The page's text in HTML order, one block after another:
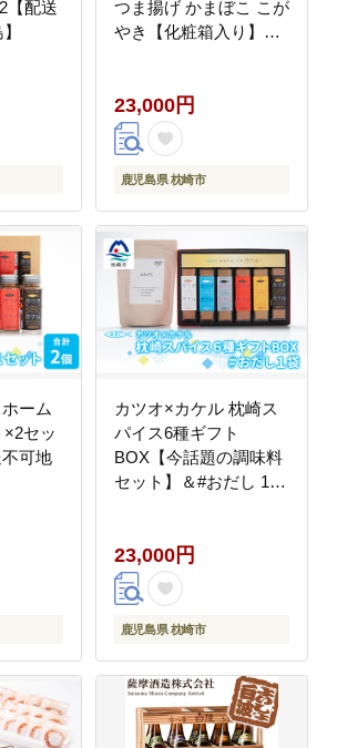
【配送
つま揚げ かまぼこ こが
やき【化粧箱入り】
23,000円
鹿児島県 枕崎市
ーム
セッ
不可地
カツオ×カケル 枕崎ス
パイス6種ギフト
BOX【今話題の調味料
セット】＆#おだし 1袋
23,000円
鹿児島県 枕崎市